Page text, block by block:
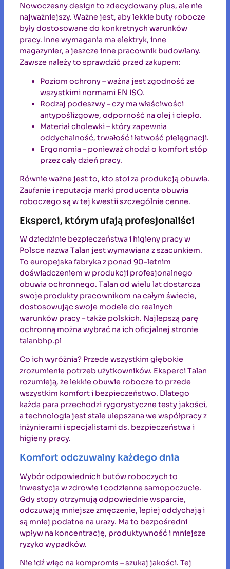
Nowoczesny design to zdecydowany plus, ale nie
najważniejszy. Ważne jest, aby lekkie buty robocze
były dostosowane do konkretnych warunków
pracy. Inne wymagania ma elektryk, inne
magazynier, a jeszcze inne pracownik budowlany.
Zawsze należy to sprawdzić przed zakupem:
Poziom ochrony – ważna jest zgodność ze
wszystkimi normami EN ISO.
Rodzaj podeszwy – czy ma właściwości
antypoślizgowe, odporność na olej i ciepło.
Materiał cholewki – który zapewnia
oddychalność, trwałość i łatwość pielęgnacji.
Ergonomia – ponieważ chodzi o komfort stóp
przez cały dzień pracy.
Równie ważne jest to, kto stoi za produkcją obuwia.
Zaufanie i reputacja marki producenta obuwia
roboczego są w tej kwestii szczególnie cenne.
Eksperci, którym ufają profesjonaliści
W dziedzinie bezpieczeństwa i higieny pracy w
Polsce nazwa Talan jest wymawiana z szacunkiem.
To europejska fabryka z ponad 90-letnim
doświadczeniem w produkcji profesjonalnego
obuwia ochronnego. Talan od wielu lat dostarcza
swoje produkty pracownikom na całym świecie,
dostosowując swoje modele do realnych
warunków pracy – także polskich. Najlepszą parę
ochronną można wybrać na ich oficjalnej stronie
talanbhp.pl
Co ich wyróżnia? Przede wszystkim głębokie
zrozumienie potrzeb użytkowników. Eksperci Talan
rozumieją, że lekkie obuwie robocze to przede
wszystkim komfort i bezpieczeństwo. Dlatego
każda para przechodzi rygorystyczne testy jakości,
a technologia jest stale ulepszana we współpracy z
inżynierami i specjalistami ds. bezpieczeństwa i
higieny pracy.
Komfort odczuwalny każdego dnia
Wybór odpowiednich butów roboczych to
inwestycja w zdrowie i codzienne samopoczucie.
Gdy stopy otrzymują odpowiednie wsparcie,
odczuwają mniejsze zmęczenie, lepiej oddychają i
są mniej podatne na urazy. Ma to bezpośredni
wpływ na koncentrację, produktywność i mniejsze
ryzyko wypadków.
Nie idź więc na kompromis – szukaj jakości. Tej